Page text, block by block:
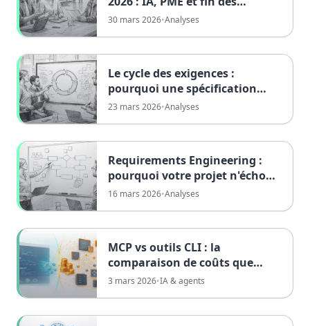
monopoles de connaissance
30 mars 2026•Analyses
Le cycle des exigences :
pourquoi une spécification
unique ne fonctionne pas
23 mars 2026•Analyses
Requirements Engineering :
pourquoi votre projet n'échoue
pas à cause de la technologie
16 mars 2026•Analyses
MCP vs outils CLI : la
comparaison de coûts que
chaque développeur IA doit
3 mars 2026•IA & agents